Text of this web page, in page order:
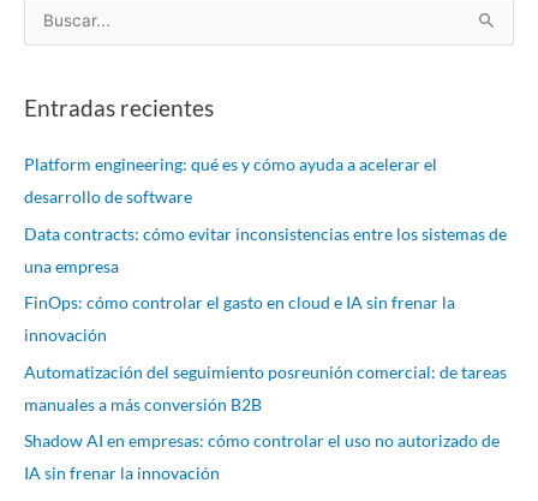
c
a
Entradas recientes
Platform engineering: qué es y cómo ayuda a acelerar el
desarrollo de software
Data contracts: cómo evitar inconsistencias entre los sistemas de
una empresa
FinOps: cómo controlar el gasto en cloud e IA sin frenar la
innovación
Automatización del seguimiento posreunión comercial: de tareas
manuales a más conversión B2B
Shadow AI en empresas: cómo controlar el uso no autorizado de
IA sin frenar la innovación